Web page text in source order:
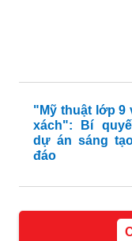
"Mỹ thuật lớp 9
xách": Bí
dự án sáng
đáo